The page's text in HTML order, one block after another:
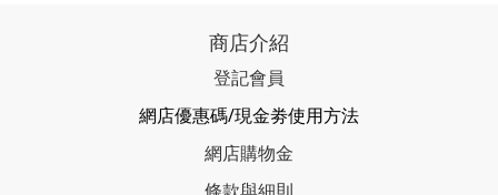
商店介紹
登記會員
網店優惠碼/現金劵使用方法
網店購物金